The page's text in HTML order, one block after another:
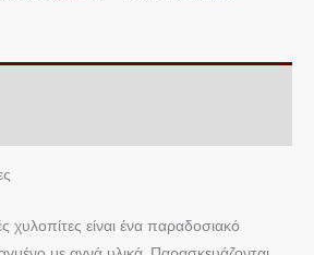
χυλοπίτες είναι ένα παραδοσιακό